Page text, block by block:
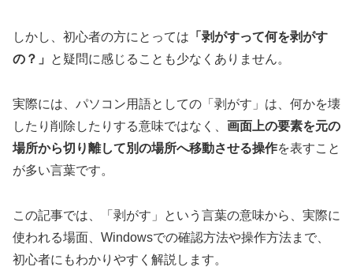
しかし、初心者の方にとっては 「剥がすって何を剥がす
の？」
と疑問に感じることも少なくありません。
実際には、パソコン用語としての「剥がす」は、何かを壊
したり削除したりする意味ではなく、 画面上の要素を元の
場所から切り離して別の場所へ移動させる操作を表すこと
が多い言葉です。
この記事では、「剥がす」という言葉の意味から、実際に
使われる場面、Windowsでの確認方法や操作方法まで、
初心者にもわかりやすく解説します。